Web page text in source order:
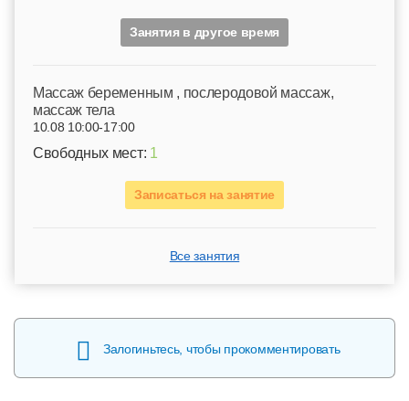
Занятия в другое время
Mассаж беременным , послеродовой массаж,
массаж тела
10.08 10:00-17:00
Свободных мест: 1
Записаться на занятие
Все занятия
Залогиньтесь, чтобы прокомментировать